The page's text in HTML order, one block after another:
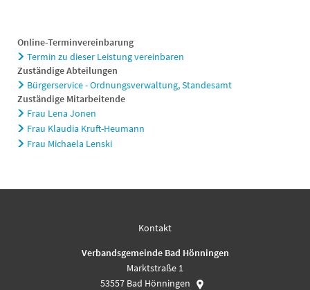
Online-Terminvereinbarung
Termin zu dieser Leistung vereinbaren
Zuständige Abteilungen
Bürgerservice - Ordnungsverwaltung, Standesamt
Zuständige Mitarbeitende
Frau Lena Jonen
Frau Klaudia Kruft-Heumann
Frau Michaela Lenski
Kontakt
Verbandsgemeinde Bad Hönningen
Marktstraße 1
53557 Bad Hönningen